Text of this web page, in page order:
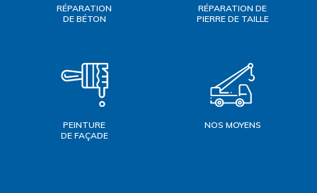
RÉPARATION
DE BÉTON
RÉPARATION DE
PIERRE DE TAILLE
PEINTURE
DE FAÇADE
NOS MOYENS